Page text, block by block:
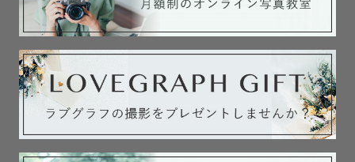
●9〜12月について
七五三の撮影では、機嫌良く着物を着てくれるかな…イヤ
イヤ期や人見知りで上手く写ってくれるか心配…などさま
ざまなご不安があるかと思います。
笑顔の写真がほしい！もちろんそのお気持ちも大切にしな
がら、
なにより"今ありのまま"のお子さまの姿を残すことも私は
とても大切なことだと考えています。